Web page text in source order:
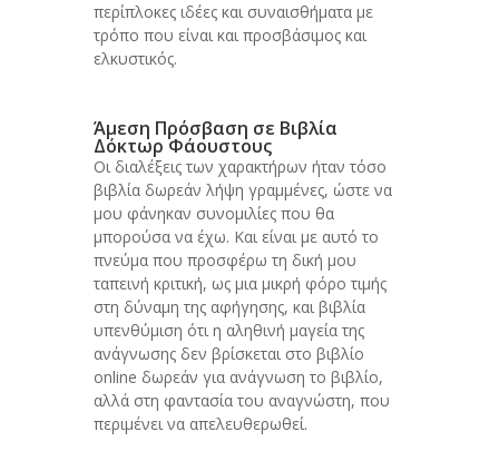
περίπλοκες ιδέες και συναισθήματα με
τρόπο που είναι και προσβάσιμος και
ελκυστικός.
Άμεση Πρόσβαση σε Βιβλία
Δόκτωρ Φάουστους
Οι διαλέξεις των χαρακτήρων ήταν τόσο
βιβλία δωρεάν λήψη γραμμένες, ώστε να
μου φάνηκαν συνομιλίες που θα
μπορούσα να έχω. Και είναι με αυτό το
πνεύμα που προσφέρω τη δική μου
ταπεινή κριτική, ως μια μικρή φόρο τιμής
στη δύναμη της αφήγησης, και βιβλία
υπενθύμιση ότι η αληθινή μαγεία της
ανάγνωσης δεν βρίσκεται στο βιβλίο
online δωρεάν για ανάγνωση το βιβλίο,
αλλά στη φαντασία του αναγνώστη, που
περιμένει να απελευθερωθεί.